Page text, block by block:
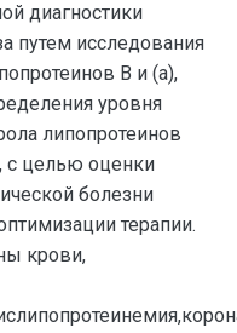
диагностики
путем исследования
В и (а),
уровня
липопротеинов
с целью оценки
болезни
терапии.
крови,